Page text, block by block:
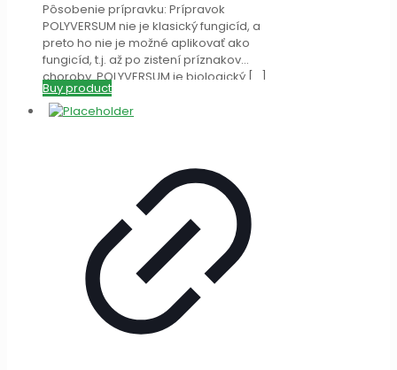
Pôsobenie prípravku: Prípravok
POLYVERSUM nie je klasický fungicíd, a
preto ho nie je možné aplikovať ako
fungicíd, t.j. až po zistení príznakov
choroby. POLYVERSUM je biologický […]
Buy product